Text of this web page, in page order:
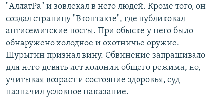
"АллатРа" и вовлекал в него людей. Кроме того, он
создал страницу "Вконтакте", где публиковал
антисемитские посты. При обыске у него было
обнаружено холодное и охотничье оружие.
Шурыгин признал вину. Обвинение запрашивало
для него девять лет колонии общего режима, но,
учитывая возраст и состояние здоровья, суд
назначил условное наказание.